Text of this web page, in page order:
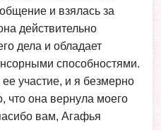
и взялась за
действительно
дела и обладает
способностями.
участие, и я безмерно
что она вернула моего
вам, Агафья